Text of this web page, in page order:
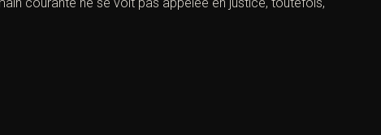
courante ne se voit pas appelée en justice, toutefois,